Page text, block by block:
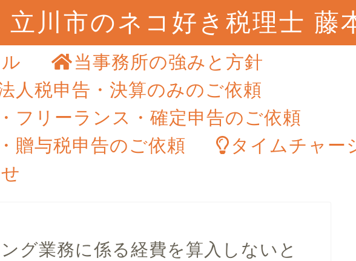
立川市のネコ好き税理士 藤
当事務所の強みと方針
人税申告・決算のみのご依頼
フリーランス・確定申告のご依頼
贈与税申告のご依頼
タイムチャー
グ業務に係る経費を算入しないと